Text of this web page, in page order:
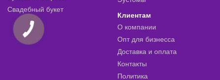
Свадебный букет
Клиентам
О компании
Опт для бизнесса
Доставка и оплата
Контакты
Политика
КНОПКА
ЗВ'ЯЗКУ